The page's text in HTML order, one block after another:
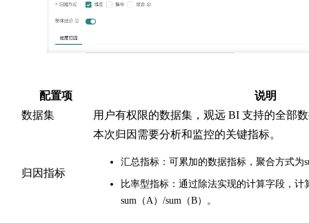
配置项
说明
数据集
用户有权限的数据集，观远 BI 支持的全部
归因指标
本次归因需要分析和监控的关键指标。
汇总指标：可累加的数据指标，聚合方式为
比率型指标：通过除法实现的计算字段，计
sum（A）/sum（B）。